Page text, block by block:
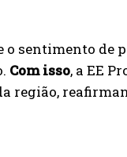
o sentimento de
Com isso, a EE
região,